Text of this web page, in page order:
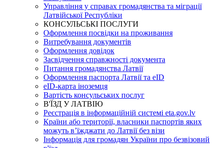
Управління у справах громадянства та міграції
Латвійської Республіки
КОНСУЛЬСЬКІ ПОСЛУГИ
Оформлення посвідки на проживання
Витребування документів
Оформлення довідок
Засвідчення справжності документа
Питання громадянства Латвії
Оформлення паспорта Латвії та eID
eID-карта іноземця
Вартість консульських послуг
В'ЇЗД У ЛАТВІЮ
Реєстрація в інформаційній системі eta.gov.lv
Країни або території, власники паспортів яких
можуть в’їжджати до Латвії без візи
Інформація для громадян України про безвізовий